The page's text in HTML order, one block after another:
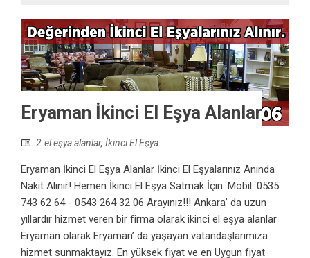
Eryaman İkinci El Eşya Alanlar
2.el eşya alanlar, İkinci El Eşya
Eryaman İkinci El Eşya Alanlar İkinci El Eşyalarınız Anında
Nakit Alınır! Hemen İkinci El Eşya Satmak İçin: Mobil: 0535
743 62 64 - 0543 264 32 06 Arayınız!!! Ankara’ da uzun
yıllardır hizmet veren bir firma olarak ikinci el eşya alanlar
Eryaman olarak Eryaman’ da yaşayan vatandaşlarımıza
hizmet sunmaktayız. En yüksek fiyat ve en Uygun fiyat